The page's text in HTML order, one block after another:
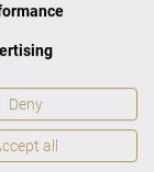
piano d'un
de son
de
ont
Deny
all